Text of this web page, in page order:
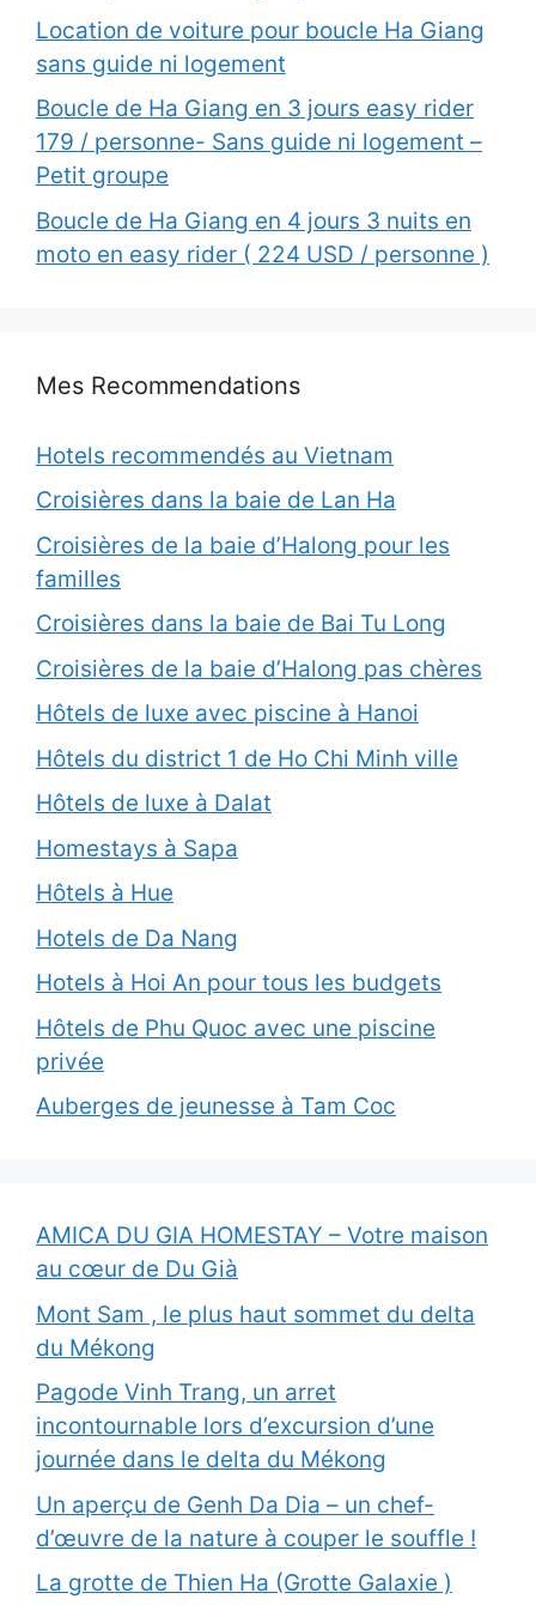
Location de voiture pour boucle Ha Giang
sans guide ni logement
Boucle de Ha Giang en 3 jours easy rider
179 / personne- Sans guide ni logement –
Petit groupe
Boucle de Ha Giang en 4 jours 3 nuits en
moto en easy rider ( 224 USD / personne )
Mes Recommendations
Hotels recommendés au Vietnam
Croisières dans la baie de Lan Ha
Croisières de la baie d’Halong pour les
familles
Croisières dans la baie de Bai Tu Long
Croisières de la baie d’Halong pas chères
Hôtels de luxe avec piscine à Hanoi
Hôtels du district 1 de Ho Chi Minh ville
Hôtels de luxe à Dalat
Homestays à Sapa
Hôtels à Hue
Hotels de Da Nang
Hotels à Hoi An pour tous les budgets
Hôtels de Phu Quoc avec une piscine
privée
Auberges de jeunesse à Tam Coc
AMICA DU GIA HOMESTAY – Votre maison
au cœur de Du Già
Mont Sam , le plus haut sommet du delta
du Mékong
Pagode Vinh Trang, un arret
incontournable lors d’excursion d’une
journée dans le delta du Mékong
Un aperçu de Genh Da Dia – un chef-
d’œuvre de la nature à couper le souffle !
La grotte de Thien Ha (Grotte Galaxie )